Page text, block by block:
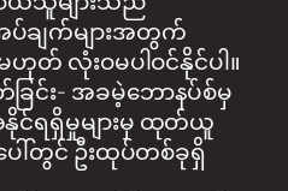
ပ်ချက်များအတွက်
တ် လုံးဝမပါဝင်နိုင်ပါ။
ြင်း- အခမဲ့ဘောနပ်စ်မှ
င်ရရှိမှုများမှ ထုတ်ယူ
ါ်တွင် ဦးထုပ်တစ်ခုရှိ